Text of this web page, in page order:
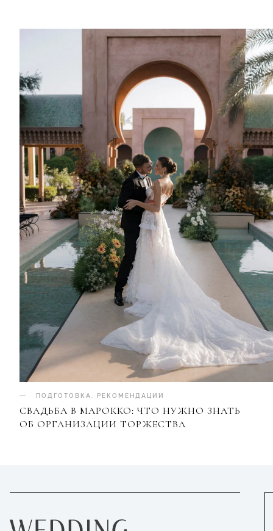
ПОДГОТОВКА РЕКОМЕНДАЦИИ
СВАДЬБА В МАРОККО: ЧТО НУЖНО ЗНАТЬ
ОБ ОРГАНИЗАЦИИ ТОРЖЕСТВА